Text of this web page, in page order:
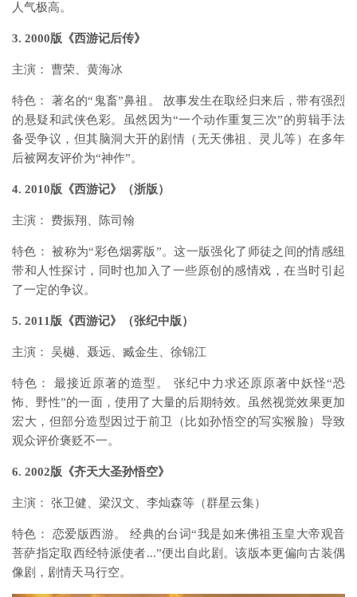
人气极高。
3. 2000版《西游记后传》
主演： 曹荣、黄海冰
特色： 著名的“鬼畜”鼻祖。 故事发生在取经归来后，带有强烈
的悬疑和武侠色彩。虽然因为“一个动作重复三次”的剪辑手法
备受争议，但其脑洞大开的剧情（无天佛祖、灵儿等）在多年
后被网友评价为“神作”。
4. 2010版《西游记》（浙版）
主演： 费振翔、陈司翰
特色： 被称为“彩色烟雾版”。这一版强化了师徒之间的情感纽
带和人性探讨，同时也加入了一些原创的感情戏，在当时引起
了一定的争议。
5. 2011版《西游记》（张纪中版）
主演： 吴樾、聂远、臧金生、徐锦江
特色： 最接近原著的造型。 张纪中力求还原原著中妖怪“恐
怖、野性”的一面，使用了大量的后期特效。虽然视觉效果更加
宏大，但部分造型因过于前卫（比如孙悟空的写实猴脸）导致
观众评价褒贬不一。
6. 2002版《齐天大圣孙悟空》
主演： 张卫健、梁汉文、李灿森等（群星云集）
特色： 恋爱版西游。 经典的台词“我是如来佛祖玉皇大帝观音
菩萨指定取西经特派使者...”便出自此剧。该版本更偏向古装偶
像剧，剧情天马行空。